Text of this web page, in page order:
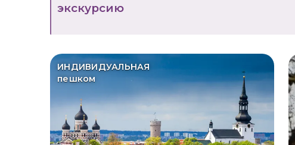
экскурсию
ИНДИВИДУАЛЬНАЯ
пешком